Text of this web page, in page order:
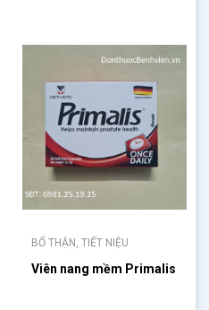
BỔ THẬN, TIẾT NIỆU
Viên nang mềm Primalis